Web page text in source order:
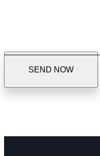
SEN D NOW